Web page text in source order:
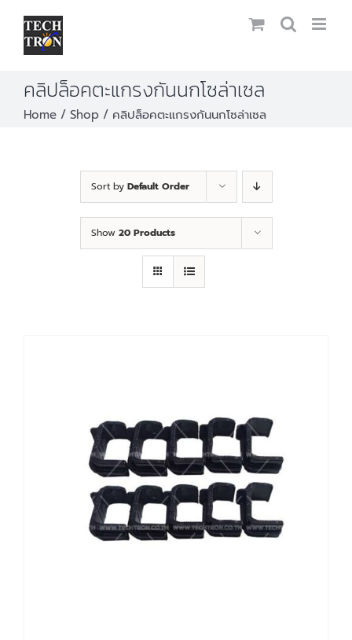
Skip
content
คลิปล็อคตะแกรงกันนกโซล่าเซล
Home Shop คลิปล็อคตะแกรงกันนกโซล่าเซล
Sort by Default Order
Show 20 Products